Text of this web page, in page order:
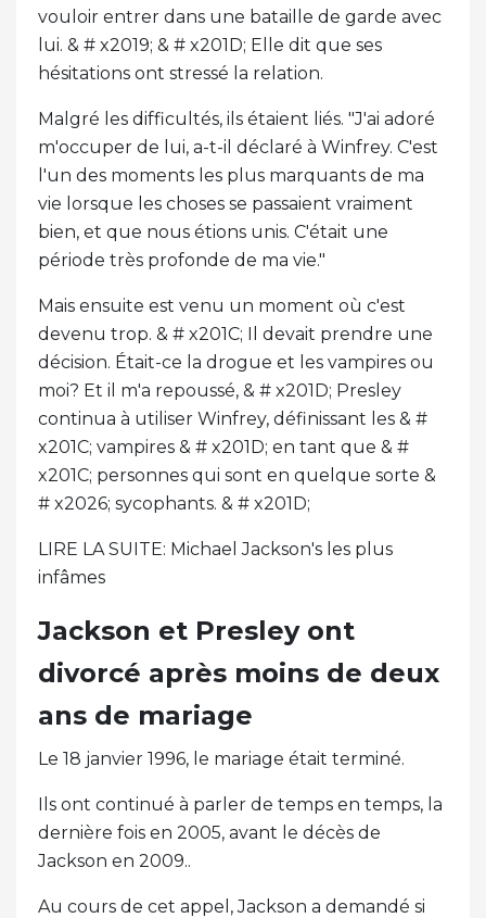
vouloir entrer dans une bataille de garde avec
lui. & # x2019; & # x201D; Elle dit que ses
hésitations ont stressé la relation.
Malgré les difficultés, ils étaient liés. "J'ai adoré
m'occuper de lui, a-t-il déclaré à Winfrey. C'est
l'un des moments les plus marquants de ma
vie lorsque les choses se passaient vraiment
bien, et que nous étions unis. C'était une
période très profonde de ma vie."
Mais ensuite est venu un moment où c'est
devenu trop. & # x201C; Il devait prendre une
décision. Était-ce la drogue et les vampires ou
moi? Et il m'a repoussé, & # x201D; Presley
continua à utiliser Winfrey, définissant les & #
x201C; vampires & # x201D; en tant que & #
x201C; personnes qui sont en quelque sorte &
# x2026; sycophants. & # x201D;
LIRE LA SUITE: Michael Jackson's les plus
infâmes
Jackson et Presley ont
divorcé après moins de deux
ans de mariage
Le 18 janvier 1996, le mariage était terminé.
Ils ont continué à parler de temps en temps, la
dernière fois en 2005, avant le décès de
Jackson en 2009..
Au cours de cet appel, Jackson a demandé si